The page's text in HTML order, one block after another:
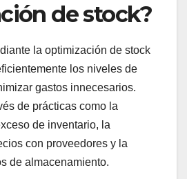
de stock?
la optimización de stock
los niveles de
gastos innecesarios.
de prácticas como la
de inventario, la
con proveedores y la
de almacenamiento.